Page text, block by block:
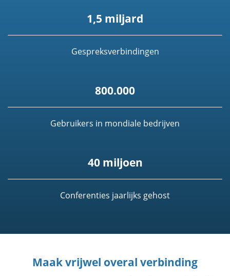
1,5 miljard
Gespreksverbindingen
800.000
Gebruikers in mondiale bedrijven
40 miljoen
Conferenties jaarlijks gehost
Maak vrijwel overal verbinding